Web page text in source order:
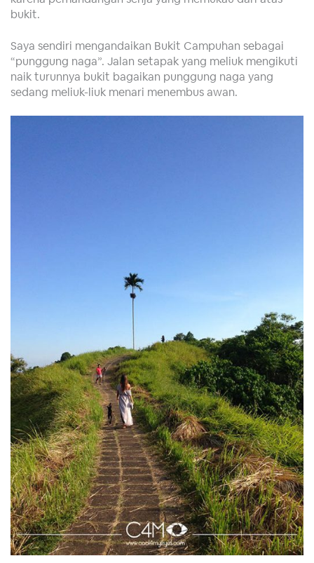
bukit.
Saya sendiri mengandaikan Bukit Campuhan sebagai
“punggung naga”. Jalan setapak yang meliuk mengikuti
naik turunnya bukit bagaikan punggung naga yang
sedang meliuk-liuk menari menembus awan.